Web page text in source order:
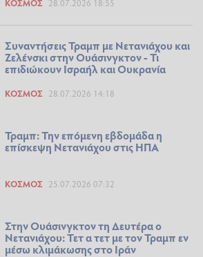
Συναντήσεις Τραμπ με Νετανιάχου και
Ζελένσκι στην Ουάσινγκτον - Τι
επιδιώκουν Ισραήλ και Ουκρανία
ΚΌΣΜΟΣ 28.07.2026 14:18
Τραμπ: Την επόμενη εβδομάδα η
επίσκεψη Νετανιάχου στις ΗΠΑ
ΚΌΣΜΟΣ 25.07.2026 07:32
Στην Ουάσινγκτον τη Δευτέρα ο
Νετανιάχου: Τετ α τετ με τον Τραμπ εν
μέσω κλιμάκωσης στο Ιράν